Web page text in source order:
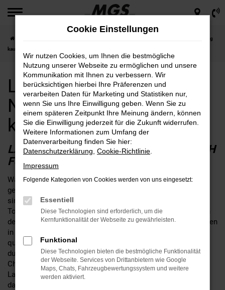
Zum
springen
Land Rover für Chemnitz Neuwagen günstig
kaufen
Land Rover für Chemnitz
Neuwagen günstig
kaufen
LAND ROVER NEUWAGEN – BALD AUCH
FÜR SIE IN CHEMNITZ?
Wann immer neue Land Rover Neuwagen auf den Markt
gelangen, ist die Medienresonanz enorm. Auch in Chemnitz
sind die Fahrzeuge präsent und erweisen sich als echte
Topseller. Der Grund für die Beliebtheit liegt in erster Linie an
der erstklassigen Verarbeitung. Land Rover Neuwagen gehören
in ihren jeweiligen Segmenten zum Besten, was unter
qualitativen Gesichtspunkten zu haben ist und zeichnen sich
durch Langlebigkeit und weitgehende Pannenfreiheit aus. In
Chemnitz oder anderenorts liegen zu bleiben, ist mit einem
Land Rover Neuwagen fast ausgeschlossen. Hinzu kommt,
dass auch der emotionale Faktor nicht zu kurz kommt und
Cookie Einstellungen
Wir nutzen Cookies, um Ihnen die bestmögliche
Nutzung unserer Webseite zu ermöglichen und unsere
Kommunikation mit Ihnen zu verbessern. Wir
berücksichtigen hierbei Ihre Präferenzen und
verarbeiten Daten für Marketing und Statistiken nur,
wenn Sie uns Ihre Einwilligung geben. Wenn Sie zu
einem späteren Zeitpunkt Ihre Meinung ändern, können
Sie die Einwilligung jederzeit für die Zukunft widerrufen.
Weitere Informationen zum Umfang der
Datenverarbeitung finden Sie hier:
Datenschutzerklärung Cookie-Richtlinie
Impressum
Folgende Kategorien von Cookies werden von uns eingesetzt:
Essentiell
Diese Technologien sind erforderlich, um die
Kernfunktionalität der Webseite zu gewährleisten.
Funktional
Diese Technologien bieten die bestmögliche Funktionalität
der Webseite. Services von Drittanbietern wie Google
Maps, Chats, Fahrzeugbewertungssystem und weitere
werden aktiviert.